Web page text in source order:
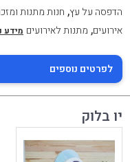
הדפסה על עץ, חנות מתנות
אירועים, מתנות לאירועים מידע
לפרטים נוספים
יו בלוק